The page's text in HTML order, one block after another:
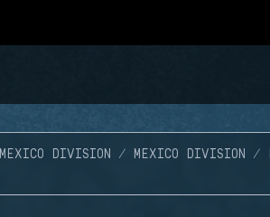
MEXICO DIVISION MEXICO DIVISION